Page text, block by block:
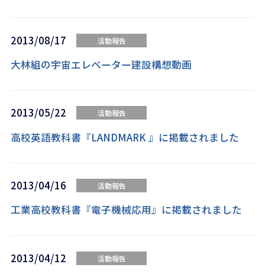
2013/08/17 活動報告
大林組の宇宙エレベーター建設構想動画
2013/05/22 活動報告
高校英語教科書『LANDMARK 』に掲載されました
2013/04/16 活動報告
工業高校教科書『電子機械応用』に掲載されました
2013/04/12 活動報告